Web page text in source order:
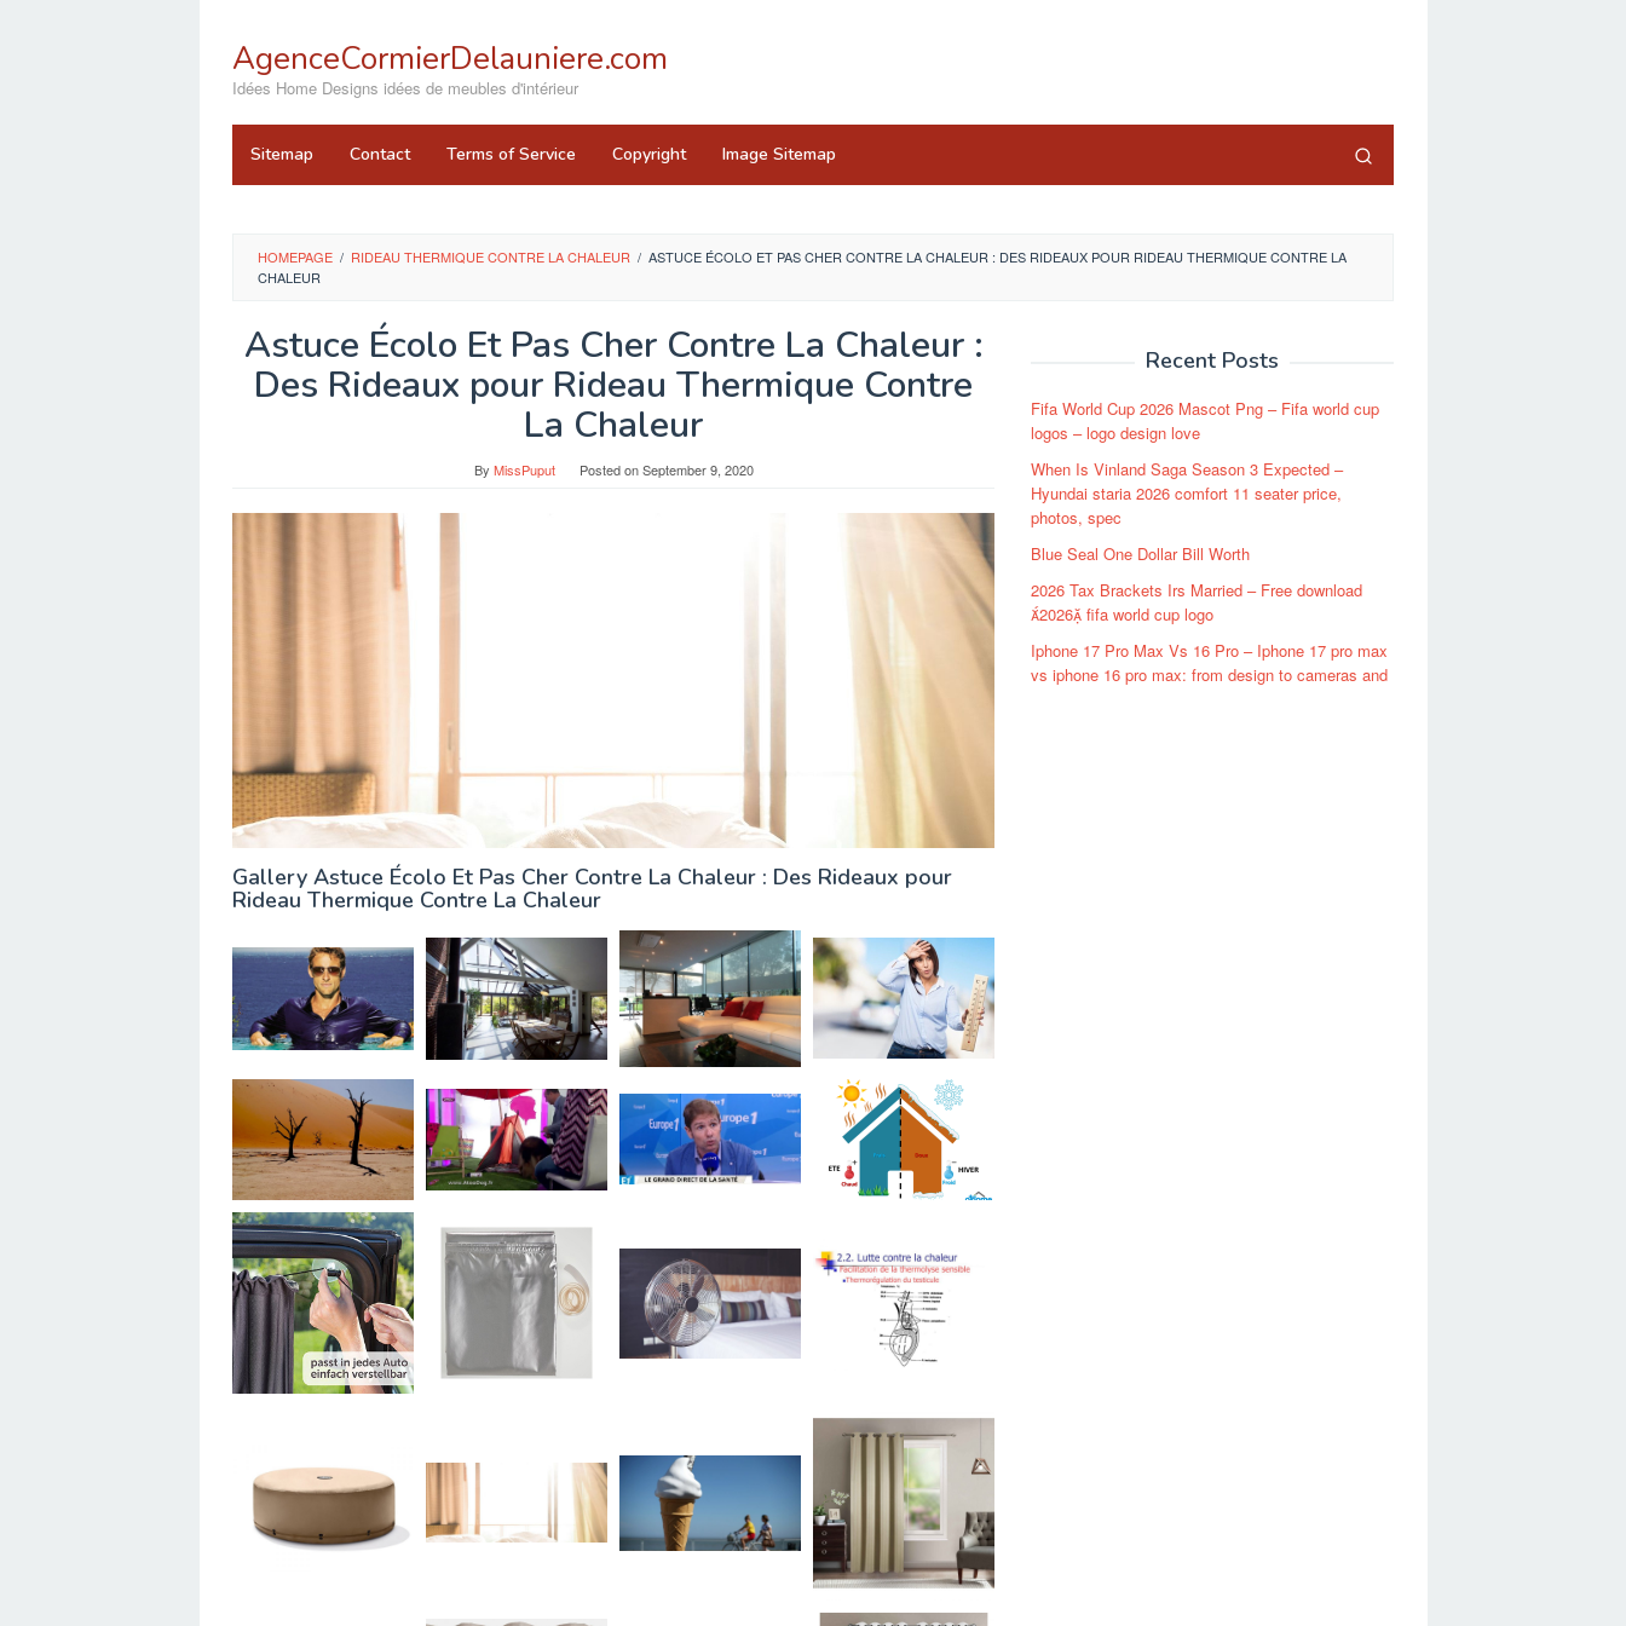
contentAgenceCormierDelauniere.com
Idées Home Designs idées de meubles d'intérieur
Sitemap Contact Terms of Service Copyright Image Sitemap
HOMEPAGE / RIDEAU THERMIQUE CONTRE LA CHALEUR / ASTUCE ÉCOLO ET PAS CHER CONTRE LA CHALEUR : DES RIDEAUX POUR RIDEAU THERMIQUE CONTRE LA
CHALEUR
Astuce Écolo Et Pas Cher Contre La Chaleur :
Des Rideaux pour Rideau Thermique Contre
La Chaleur
By MissPuput Posted onSeptember 9, 2020
Gallery Astuce Écolo Et Pas Cher Contre La Chaleur : Des Rideaux pour
Rideau Thermique Contre La Chaleur
Recent Posts
Fifa World Cup 2026 Mascot Png – Fifa world cup
logos – logo design love
When Is Vinland Saga Season 3 Expected –
Hyundai staria 2026 comfort 11 seater price,
photos, spec
Blue Seal One Dollar Bill Worth
2026 Tax Brackets Irs Married – Free download
2026 fifa world cup logo
Iphone 17 Pro Max Vs 16 Pro – Iphone 17 pro max
vs iphone 16 pro max: from design to cameras and